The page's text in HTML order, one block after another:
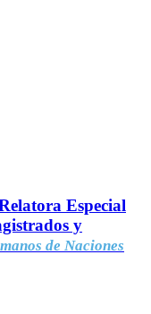
Especial
y
de Naciones